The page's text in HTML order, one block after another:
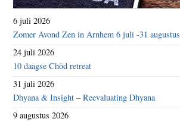
6 juli 2026
Zomer Avond Zen in Arnhem 6 juli -31 augustus
24 juli 2026
10 daagse Chöd retreat
31 juli 2026
Dhyana & Insight – Reevaluating Dhyana
9 augustus 2026